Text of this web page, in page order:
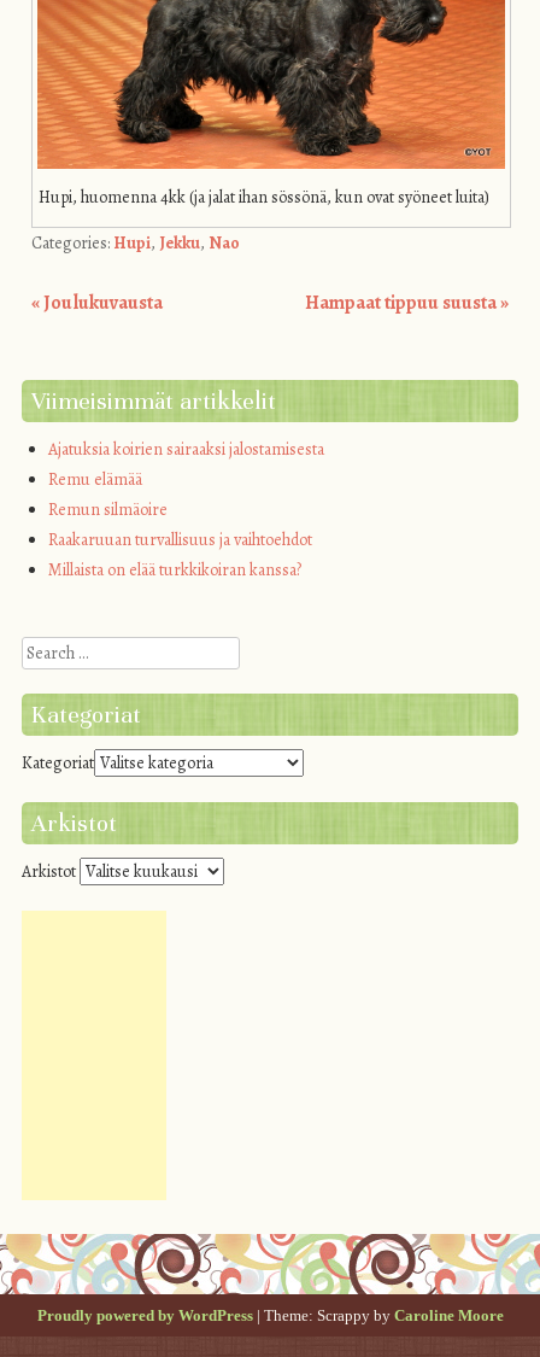
Hupi, huomenna 4kk (ja jalat ihan sössönä, kun ovat syöneet luita)
Categories: Hupi, Jekku, Nao
«Joulukuvausta Hampaat tippuu suusta»
Viimeisimmät artikkelit
Ajatuksia koirien sairaaksi jalostamisesta
Remu elämää
Remun silmäoire
Raakaruuan turvallisuus ja vaihtoehdot
Millaista on elää turkkikoiran kanssa?
Search
Kategoriat
Kategoriat
Arkistot
Arkistot
Proudly powered by WordPress | Theme: Scrappy by Caroline Moore